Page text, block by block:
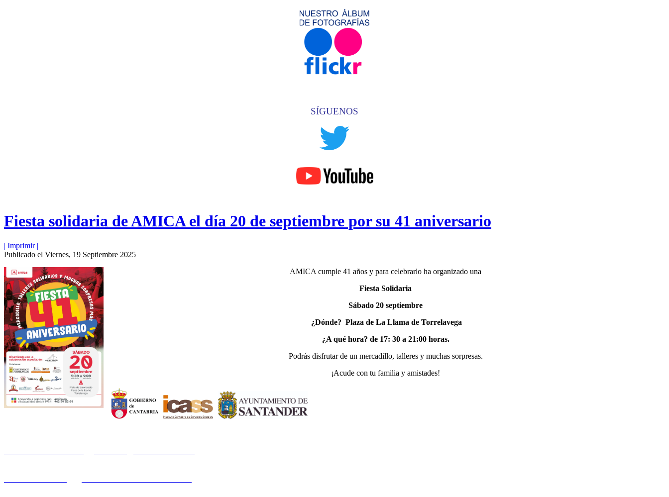
SÍGUENOS
Fiesta solidaria de AMICA el día 20 de septiembre por su 41 aniversario
| Imprimir |
Publicado el Viernes, 19 Septiembre 2025
AMICA cumple 41 años y para celebrarlo ha organizado una
Fiesta Solidaria
Sábado 20 septiembre
¿Dónde? Plaza de La Llama de Torrelavega
¿A qué hora? de 17: 30 a 21:00 horas.
Podrás disfrutar de un mercadillo, talleres y muchas sorpresas.
¡Acude con tu familia y amistades!